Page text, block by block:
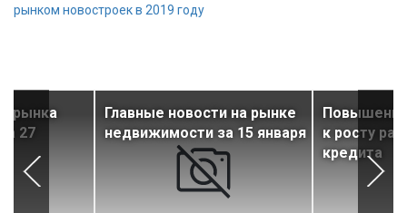
рынком новостроек в 2019 году
рынка
27
Главные новости на рынке
недвижимости за 15 января
к росту
кредита